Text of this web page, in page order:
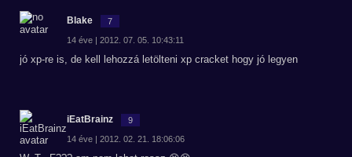
Blake 7
14 éve | 2012. 07. 05. 10:43:11
jó xp-re is, de kell lehozzá letölteni xp cracket hogy jó legyen
iEatBrainz 9
14 éve | 2012. 02. 21. 18:06:06